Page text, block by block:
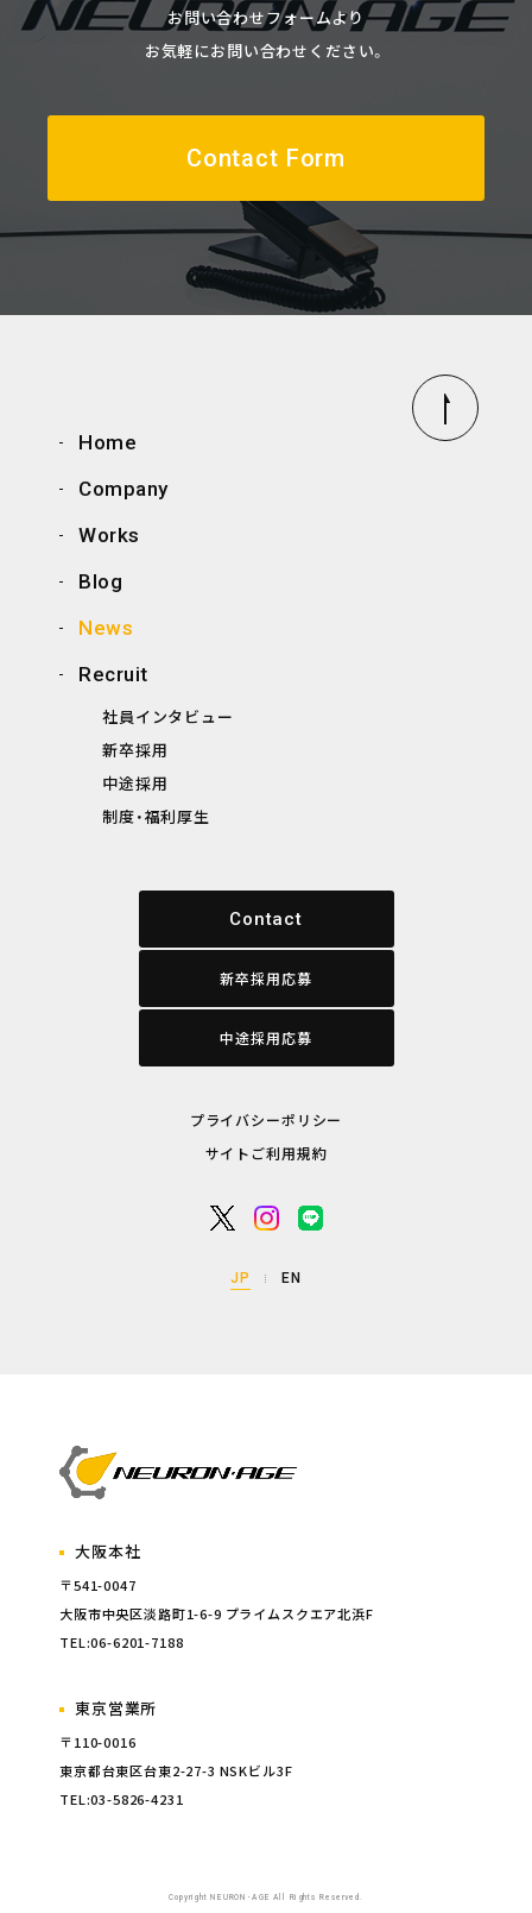
お問い合わせフォームより
お気軽にお問い合わせください。
Contact Form
Home
Company
Works
Blog
News
Recruit
社員インタビュー
新卒採用
中途採用
制度・福利厚生
Contact
新卒採用応募
中途採用応募
プライバシーポリシー
サイトご利用規約
JP EN
大阪本社
〒541-0047
大阪市中央区淡路町1-6-9 プライムスクエア北浜F
TEL:06-6201-7188
東京営業所
〒110-0016
東京都台東区台東2-27-3 NSKビル3F
TEL:03-5826-4231
Copyright NEURON･AGE All Rights Reserved.